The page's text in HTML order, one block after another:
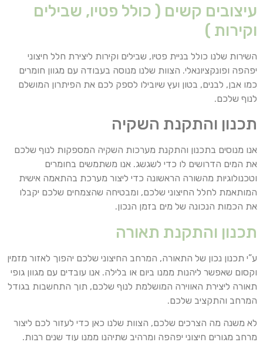
עיצובים קשים ( כולל פטיו, שבילים
וקירות )
השירות שלנו כולל בניית פטיו, שבילים וקירות ליצירת חלל חיצוני
יפהפה ופונקציונאלי. הצוות שלנו מנוסה בעבודה עם מגוון חומרים
כמו אבן, לבנים, בטון ועץ שיובילו לספק לכם את הפיתרון המושלם
לנוף שלכם.
תכנון והתקנת השקיה
אנו מנוסים בתכנון והתקנת מערכות השקיה המספקות לנוף שלכם
את המים הדרושים לו כדי לשגשג. אנו משתמשים בחומרים
וטכנולוגיות מהשורה הראשונה כדי ליצור מערכת בהתאמה אישית
המותאמת לחלל החיצוני שלכם, ומבטיחה שהצמחים שלכם יקבלו
את הכמות הנכונה של מים בזמן הנכון.
תכנון והתקנת תאורה
ע”י תכנון נכון של התאורה, המרחב החיצוני שלכם יהפוך לאזור מזמין
וקסום שאפשר ליהנות ממנו ביום או בלילה. אנו עובדים עם מגוון גופי
תאורה ליצירת האווירה המושלמת לנוף שלכם, תוך התחשבות בגודל
המרחב והתקציב שלכם.
לא משנה מה הצרכים שלכם, הצוות שלנו כאן כדי לעזור לכם ליצור
מרחב מגורים חיצוני יפהפה ומרהיב שתיהנו ממנו עוד שנים רבות.